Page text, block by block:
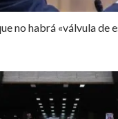
no habrá «válvula de